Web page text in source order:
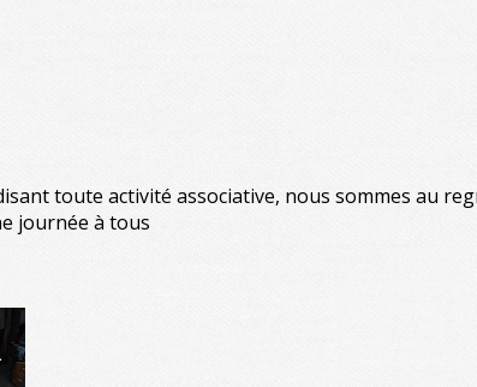
toute activité associative, nous sommes au
journée à tous